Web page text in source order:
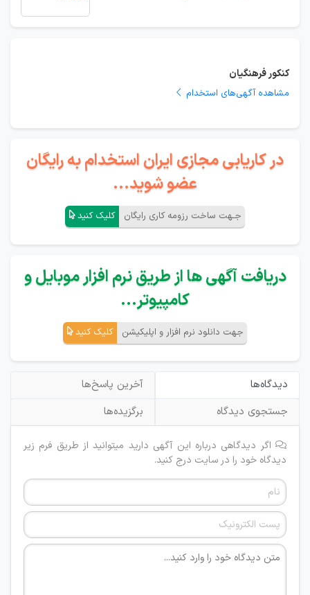
کنکور فرهنگیان
مشاهده آگهی‌های استخدام
در کاریابی مجازی ایران استخدام به رایگان
عضو شوید...
جـهت ساخت رزومه کاری رایگان کلیک کنید
دریافت آگهی ها از طریق نرم افزار موبایل و
کامپیوتر...
جهت دانلود نرم افزار و اپلیکیشن کلیک کنید
دیدگاه‌ها
آخرین پاسخ‌ها
جستجوی دیدگاه
برگزیده‌ها
اگر دیدگاهی درباره این آگهی دارید میتوانید از طریق فرم زیر
دیدگاه خود را در سایت درج کنید.